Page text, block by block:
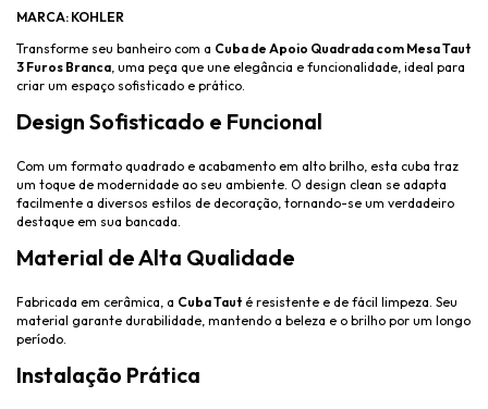
MARCA: KOHLER
Transforme seu banheiro com a Cuba de Apoio Quadrada com Mesa Taut
3 Furos Branca , uma peça que une elegância e funcionalidade, ideal para
criar um espaço sofisticado e prático.
Design Sofisticado e Funcional
Com um formato quadrado e acabamento em alto brilho, esta cuba traz
um toque de modernidade ao seu ambiente. O design clean se adapta
facilmente a diversos estilos de decoração, tornando-se um verdadeiro
destaque em sua bancada.
Material de Alta Qualidade
Fabricada em cerâmica, a Cuba Taut é resistente e de fácil limpeza. Seu
material garante durabilidade, mantendo a beleza e o brilho por um longo
período.
Instalação Prática